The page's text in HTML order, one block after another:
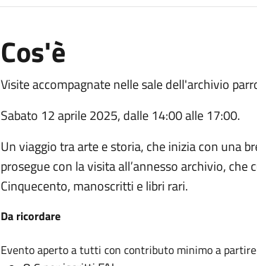
Cos'è
Visite accompagnate nelle sale dell'archivio
Sabato 12 aprile 2025, dalle 14:00 alle 17:00.
Un viaggio tra arte e storia, che inizia con una
prosegue con la visita all’annesso archivio,
Cinquecento, manoscritti e libri rari.
Da ricordare
Evento aperto a tutti con contributo minimo a